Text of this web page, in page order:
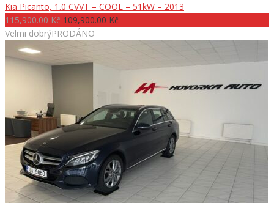
Kia Picanto, 1.0 CVVT – COOL – 51kW – 2013
115,900.00 Kč 109,900.00 Kč
Velmi dobrýPRODÁNO